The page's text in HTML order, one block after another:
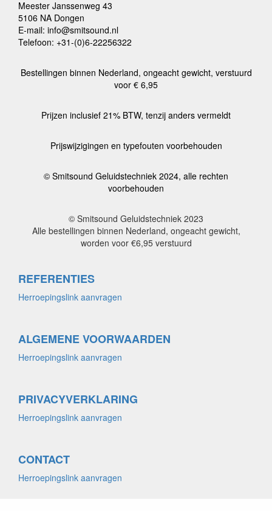
Meester Janssenweg 43
5106 NA Dongen
E-mail: info@smitsound.nl
Telefoon: +31-(0)6-22256322
Bestellingen binnen Nederland, ongeacht gewicht, verstuurd
voor € 6,95
Prijzen inclusief 21% BTW, tenzij anders vermeldt
Prijswijzigingen en typefouten voorbehouden
© Smitsound Geluidstechniek 2024, alle rechten
voorbehouden
© Smitsound Geluidstechniek 2023
Alle bestellingen binnen Nederland, ongeacht gewicht,
worden voor €6,95 verstuurd
REFERENTIES
Herroepingslink aanvragen
ALGEMENE VOORWAARDEN
Herroepingslink aanvragen
PRIVACYVERKLARING
Herroepingslink aanvragen
CONTACT
Herroepingslink aanvragen